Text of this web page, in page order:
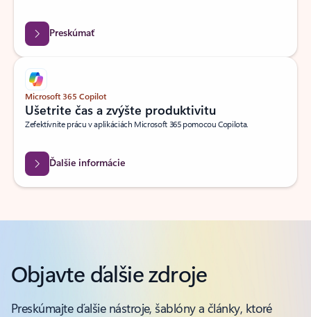
Preskúmať
Microsoft 365 Copilot
Ušetrite čas a zvýšte produktivitu
Zefektívnite prácu v aplikáciách Microsoft 365 pomocou Copilota.
Ďalšie informácie
Objavte ďalšie zdroje
Preskúmajte ďalšie nástroje, šablóny a články, ktoré